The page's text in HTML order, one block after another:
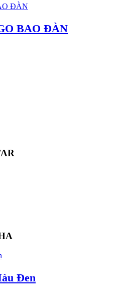
BAO ĐÀN
Đen